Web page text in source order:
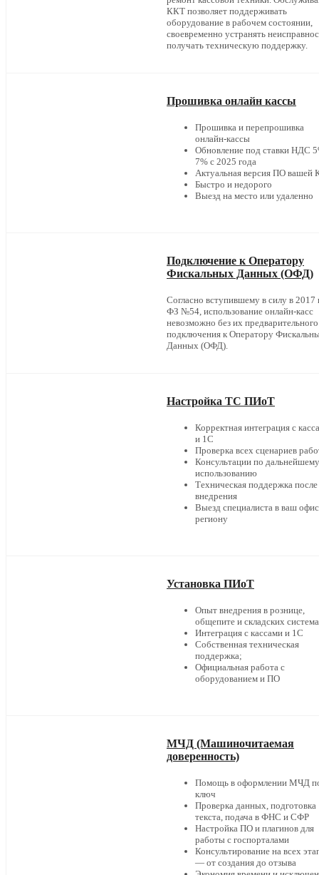
ККТ позволяет поддерживать
оборудование в рабочем состоянии,
своевременно устранять
получать техническую поддержку.
Прошивка онлайн кассы
Прошивка и перепрошивка
онлайн-кассы
Обновление под ставки НДС
7% с 2025 года
Актуальная версия ПО вашей
Быстро и недорого
Выезд на место или удаленно
Подключение к Оператору
Фискальных Данных (ОФД)
Согласно вступившему в силу в 2017
ФЗ №54, использование онлайн-касс
невозможно без их предварительного
подключения к Оператору
Данных (ОФД).
Настройка ТС ПИоТ
Корректная интеграция с
и 1С
Проверка всех сценариев
Консультации по дальнейшему
использованию
Техническая поддержка после
внедрения
Выезд специалиста в ваш
региону
Установка ПИоТ
Опыт внедрения в рознице,
общепите и складских
Интеграция с кассами и 1С
Собственная техническая
поддержка;
Официальная работа с
оборудованием и ПО
МЧД (Машиночитаемая
доверенность)
Помощь в оформлении МЧД
ключ
Проверка данных, подготовка
текста, подача в ФНС и СФР
Настройка ПО и плагинов для
работы с госпорталами
Консультирование на всех
— от создания до отзыва